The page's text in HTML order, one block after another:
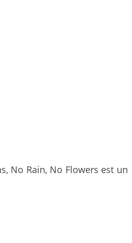
No Rain, No Flowers est un